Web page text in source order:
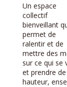
Un espace
collectif
bienveillant
permet de
ralentir et de
mettre des
sur ce qui se
et prendre de
hauteur,